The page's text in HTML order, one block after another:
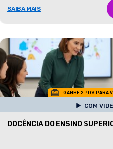
SAIBA MAIS
GANHE 2 POS PARA
COM
DOCÊNCIA DO ENSINO